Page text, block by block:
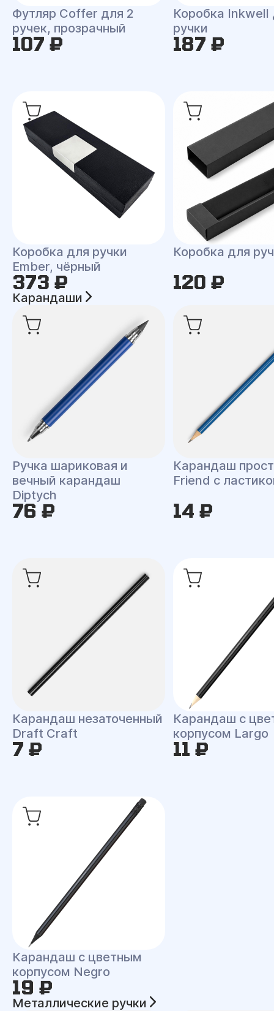
Футляр Coffer для 2
ручек, прозрачный
107 ₽
Коробка Inkwell
ручки
187 ₽
Коробка для ручки
Ember, чёрный
373 ₽
Коробка для
120 ₽
Карандаши
Ручка шариковая и
вечный карандаш
Diptych
76 ₽
Карандаш
Friend с
14 ₽
Карандаш незаточенный
Draft Craft
7 ₽
Карандаш с
корпусом Largo
11 ₽
Карандаш с цветным
корпусом Negro
19 ₽
Металлические ручки